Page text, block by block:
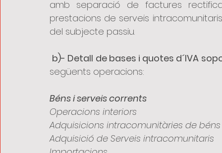
amb separació de factures
prestacions de serveis
del subjecte passiu.
b)- Detall de bases i quotes d´IVA
següents operacions:
Béns i serveis corrents
Operacions interiors
Adquisicions intracomunitàries de béns
Adquisició de Serveis intracomunitaris